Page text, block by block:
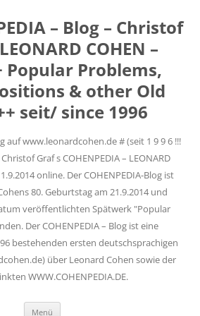
– Blog – Christof
COHEN –
Popular Problems,
& other Old
seit/ since 1996
auf www.leonardcohen.de # (seit 1 9 9 6 !!!
Graf s COHENPEDIA – LEONARD
online. Der COHENPEDIA-Blog ist
80. Geburtstag am 21.9.2014 und
veröffentlichten Spätwerk "Popular
Der COHENPEDIA – Blog ist eine
bestehenden ersten deutschsprachigen
über Leonard Cohen sowie der
WWW.COHENPEDIA.DE.
Menü